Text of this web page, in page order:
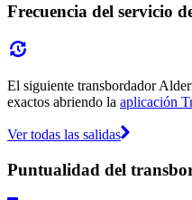
Frecuencia del servicio
El siguiente transbordador
exactos abriendo la aplicación
Ver todas las salidas
Puntualidad del